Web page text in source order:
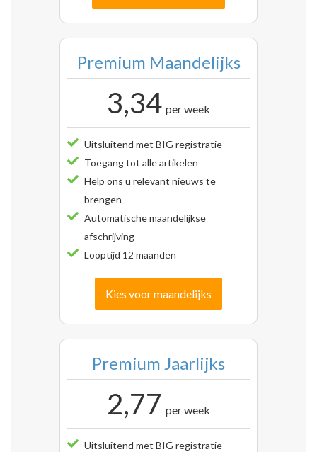
Premium Maandelijks
3,34 per week
Uitsluitend met BIG registratie
Toegang tot alle artikelen
Help ons u relevant nieuws te
brengen
Automatische maandelijkse
afschrijving
Looptijd 12 maanden
Kies voor maandelijks
Premium Jaarlijks
2,77 per week
Uitsluitend met BIG registratie